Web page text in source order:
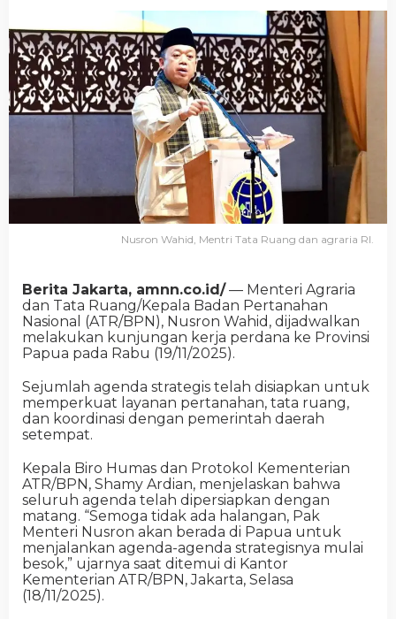
Nusron Wahid, Mentri Tata Ruang dan agraria RI.
Berita Jakarta, amnn.co.id/— Menteri Agraria
dan Tata Ruang/Kepala Badan Pertanahan
Nasional (ATR/BPN), Nusron Wahid, dijadwalkan
melakukan kunjungan kerja perdana ke Provinsi
Papua pada Rabu (19/11/2025).
Sejumlah agenda strategis telah disiapkan untuk
memperkuat layanan pertanahan, tata ruang,
dan koordinasi dengan pemerintah daerah
setempat.
Kepala Biro Humas dan Protokol Kementerian
ATR/BPN, Shamy Ardian, menjelaskan bahwa
seluruh agenda telah dipersiapkan dengan
matang. “Semoga tidak ada halangan, Pak
Menteri Nusron akan berada di Papua untuk
menjalankan agenda-agenda strategisnya mulai
besok,” ujarnya saat ditemui di Kantor
Kementerian ATR/BPN, Jakarta, Selasa
(18/11/2025).